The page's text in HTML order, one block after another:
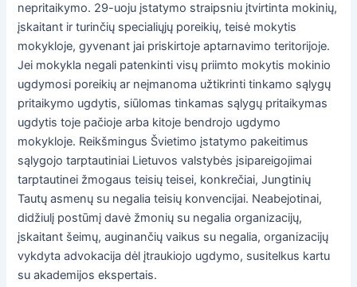
nepritaikymo. 29-uoju įstatymo straipsniu įtvirtinta mokinių,
įskaitant ir turinčių specialiųjų poreikių, teisė mokytis
mokykloje, gyvenant jai priskirtoje aptarnavimo teritorijoje.
Jei mokykla negali patenkinti visų priimto mokytis mokinio
ugdymosi poreikių ar neįmanoma užtikrinti tinkamo sąlygų
pritaikymo ugdytis, siūlomas tinkamas sąlygų pritaikymas
ugdytis toje pačioje arba kitoje bendrojo ugdymo
mokykloje. Reikšmingus Švietimo įstatymo pakeitimus
sąlygojo tarptautiniai Lietuvos valstybės įsipareigojimai
tarptautinei žmogaus teisių teisei, konkrečiai, Jungtinių
Tautų asmenų su negalia teisių konvencijai. Neabejotinai,
didžiulį postūmį davė žmonių su negalia organizacijų,
įskaitant šeimų, auginančių vaikus su negalia, organizacijų
vykdyta advokacija dėl įtraukiojo ugdymo, susitelkus kartu
su akademijos ekspertais.